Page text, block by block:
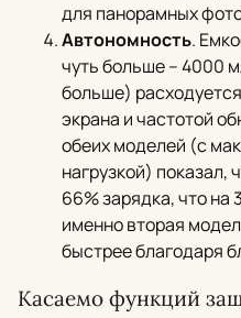
для панорамных
Автономность.
чуть больше – 4000
больше)
экрана и частотой
обеих моделей (с
нагрузкой) показал,
66% зарядка, что
именно вторая
быстрее благодаря
Касаемо функций